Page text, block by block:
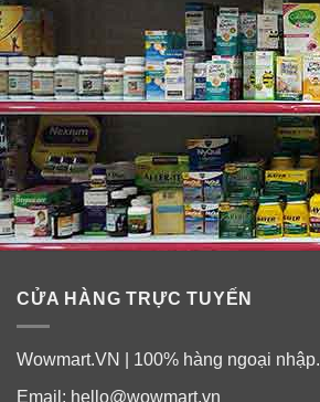
CỬA HÀNG TRỰC TUYẾN
Wowmart.VN | 100% hàng ngoại nhập.
Email: hello@wowmart.vn